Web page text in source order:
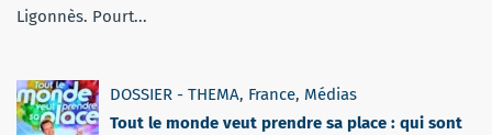
Ligonnès. Pourt...
DOSSIER - THEMA, France, Médias
Tout le monde veut prendre sa place : qui sont